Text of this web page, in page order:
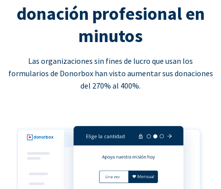
donación profesional en
minutos
Las organizaciones sin fines de lucro que usan los
formularios de Donorbox han visto aumentar sus donaciones
del 270% al 400%.